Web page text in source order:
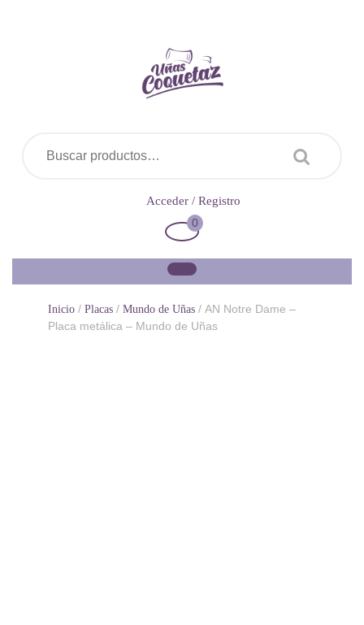
Acceder / Registro
Carrito
0
Inicio / Placas / Mundo de Uñas / AN Notre Dame –
Placa metálica – Mundo de Uñas